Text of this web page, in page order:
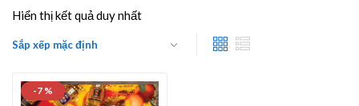
Hiển thị kết quả duy nhất
-7 %